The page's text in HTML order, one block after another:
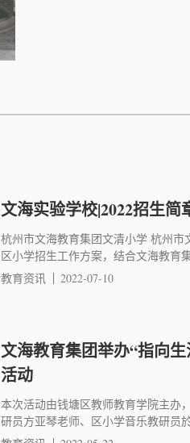
文海实验学校|2022招生简
杭州市文海教育集团文清小学 杭州市
区小学招生工作方案，结合文海教育
教育资讯
2022-07-10
文海教育集团举办“指向
活动
本次活动由钱塘区教师教育学院主办
研员方亚琴老师、区小学音乐教研员